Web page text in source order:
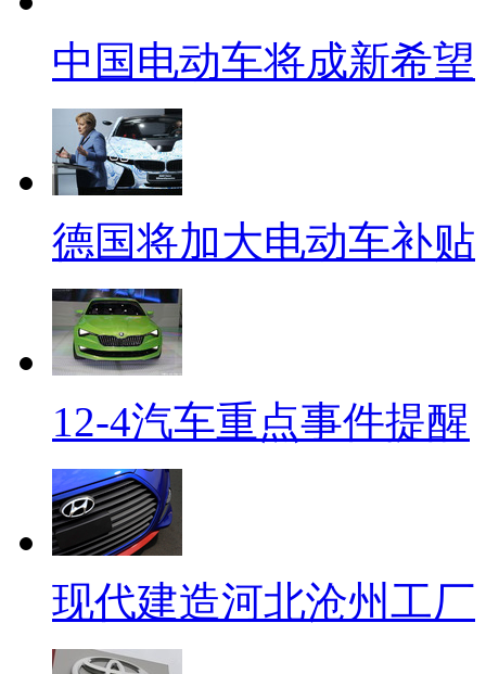
中国电动车将成新希望
德国将加大电动车补贴
12-4汽车重点事件提醒
现代建造河北沧州工厂